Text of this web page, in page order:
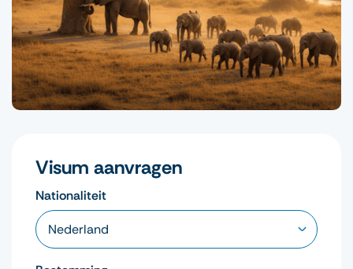
Visum aanvragen
Nationaliteit